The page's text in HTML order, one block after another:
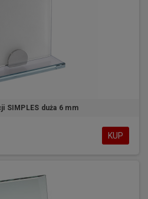
SIMPLES duża 6 mm
KUP